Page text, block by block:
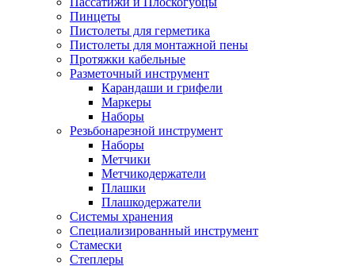
Пинцеты
Пистолеты для герметика
Пистолеты для монтажной пены
Протяжки кабельные
Разметочный инструмент
Карандаши и грифели
Маркеры
Наборы
Резьбонарезной инструмент
Наборы
Метчики
Метчикодержатели
Плашки
Плашкодержатели
Системы хранения
Специализированный инструмент
Стамески
Степлеры